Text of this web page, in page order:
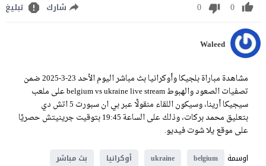
0
0 شارك تبليغ
Waleed
مشاهدة مباراة بلجيكا وأوكرانيا بث مباشر اليوم الأحد 23-3-2025 ضمن
تصفيات الصعود والهبوط belgium vs ukraine live stream على ملعب
سيجيكا أرينا، وسيكون اللقاء منقولًا عبر بي ان سبورت 5 اتش دي
بتعليق محمد بركات، وذلك على الساعة 19:45 بتوقيت جرينيتش حصريًا
على موقع يلا شوت فيديو.
اوسمة
belgium
ukraine أوكرانيا
بث مباشر